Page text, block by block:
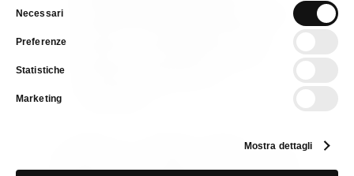
Selezione
consenso
Necessari
Preferenze
Statistiche
Marketing
Mostra dettagli
prestigio aziendale, consapevoli come
In linea con questi principi, tutti i